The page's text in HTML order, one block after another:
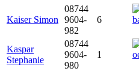
Kaiser Simon
08744
9604-
982
6
Kaspar
Stephanie
08744
9604-
980
1